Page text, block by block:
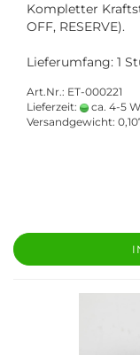
Kompletter
OFF, RESERVE).
Lieferumfang: 1
Art.Nr.: ET-000221
Lieferzeit:
ca. 4-5
Versandgewicht: